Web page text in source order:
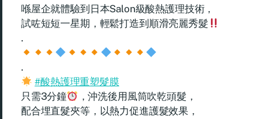
喺屋企就體驗到日本Salon級酸熱護理技術，
試咗短短一星期，輕鬆打造到順滑亮麗秀髮
.
.
#酸熱護理重塑髮膜
只需3分鐘
，沖洗後用風筒吹乾頭髮，
配合埋直髮夾等，以熱力促進護髮效果，